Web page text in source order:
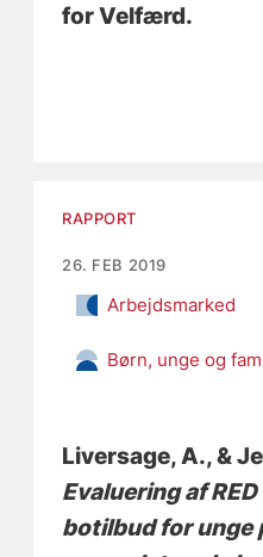
for Velfærd.
RAPPORT
26. FEB 2019
Arbejdsmarked
Børn, unge og
Liversage, A., &
Evaluering af
botilbud for unge